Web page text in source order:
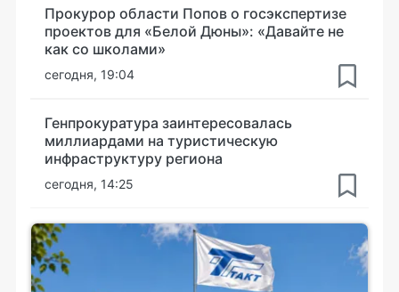
Прокурор области Попов о госэкспертизе
проектов для «Белой Дюны»: «Давайте не
как со школами»
сегодня, 19:04
Генпрокуратура заинтересовалась
миллиардами на туристическую
инфраструктуру региона
сегодня, 14:25